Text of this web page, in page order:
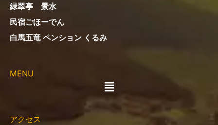
緑翠亭 景水
民宿ごほーでん
白馬五竜 ペンション くるみ
MENU
メ
ニ
ー
アクセス